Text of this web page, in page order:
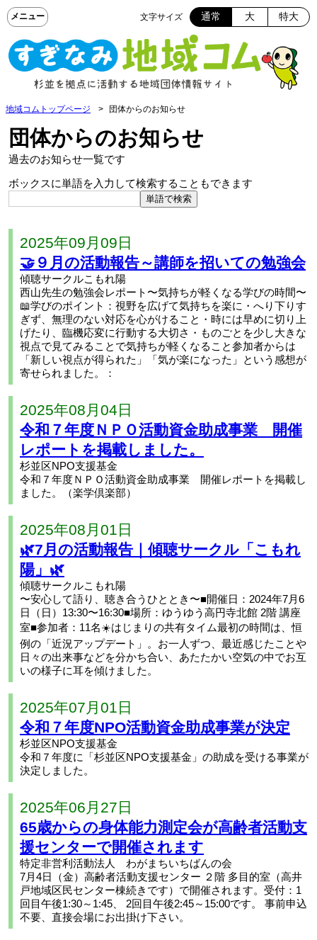
文字サイズ 通常 大 特大
地域コムトップページ 団体からのお知らせ
団体からのお知らせ
過去のお知らせ一覧です
ボックスに単語を入力して検索することもできます
2025年09月09日
🤝９月の活動報告～講師を招いての勉強会
傾聴サークルこもれ陽
西山先生の勉強会レポート〜気持ちが軽くなる学びの時間〜
📖学びのポイント：視野を広げて気持ちを楽に・へり下りす
ぎず、無理のない対応を心がけること・時には早めに切り上
げたり、臨機応変に行動する大切さ・ものごとを少し大きな
視点で見てみることで気持ちが軽くなること参加者からは
「新しい視点が得られた」「気が楽になった」という感想が
寄せられました。：
2025年08月04日
令和７年度ＮＰＯ活動資金助成事業 開催
レポートを掲載しました。
杉並区NPO支援基金
令和７年度ＮＰＯ活動資金助成事業 開催レポートを掲載し
ました。（楽学倶楽部）
2025年08月01日
🌿7月の活動報告｜傾聴サークル「こもれ
陽」🌿
傾聴サークルこもれ陽
〜安心して語り、聴き合うひととき〜■開催日：2024年7月6
日（日）13:30〜16:30■場所：ゆうゆう高円寺北館 2階 講座
室■参加者：11名☀️はじまりの共有タイム最初の時間は、恒
例の「近況アップデート」。お一人ずつ、最近感じたことや
日々の出来事などを分かち合い、あたたかい空気の中でお互
いの様子に耳を傾けました。
2025年07月01日
令和７年度NPO活動資金助成事業が決定
杉並区NPO支援基金
令和７年度に「杉並区NPO支援基金」の助成を受ける事業が
決定しました。
2025年06月27日
65歳からの身体能力測定会が高齢者活動支
援センターで開催されます
特定非営利活動法人 わがまちいちばんの会
7月4日（金）高齢者活動支援センター ２階 多目的室（高井
戸地域区民センター棟続きです）で開催されます。受付：1
回目午後1:30～1:45、 2回目午後2:45～15:00です。 事前申込
不要、直接会場にお出掛け下さい。